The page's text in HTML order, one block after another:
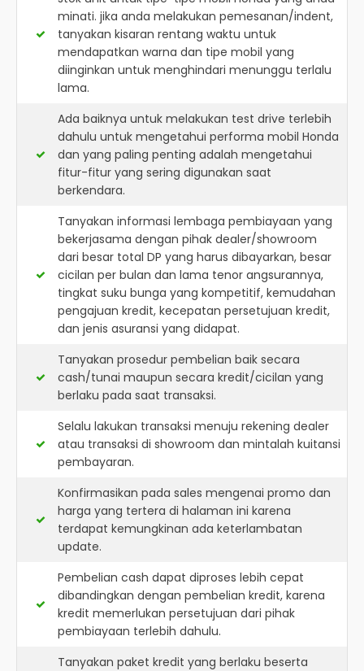
minati. jika anda melakukan pemesanan/indent,
tanyakan kisaran rentang waktu untuk
mendapatkan warna dan tipe mobil yang
diinginkan untuk menghindari menunggu terlalu
lama.
Ada baiknya untuk melakukan test drive terlebih
dahulu untuk mengetahui performa mobil Honda
dan yang paling penting adalah mengetahui
fitur-fitur yang sering digunakan saat
berkendara.
Tanyakan informasi lembaga pembiayaan yang
bekerjasama dengan pihak dealer/showroom
dari besar total DP yang harus dibayarkan, besar
cicilan per bulan dan lama tenor angsurannya,
tingkat suku bunga yang kompetitif, kemudahan
pengajuan kredit, kecepatan persetujuan kredit,
dan jenis asuransi yang didapat.
Tanyakan prosedur pembelian baik secara
cash/tunai maupun secara kredit/cicilan yang
berlaku pada saat transaksi.
Selalu lakukan transaksi menuju rekening dealer
atau transaksi di showroom dan mintalah kuitansi
pembayaran.
Konfirmasikan pada sales mengenai promo dan
harga yang tertera di halaman ini karena
terdapat kemungkinan ada keterlambatan
update.
Pembelian cash dapat diproses lebih cepat
dibandingkan dengan pembelian kredit, karena
kredit memerlukan persetujuan dari pihak
pembiayaan terlebih dahulu.
Tanyakan paket kredit yang berlaku beserta